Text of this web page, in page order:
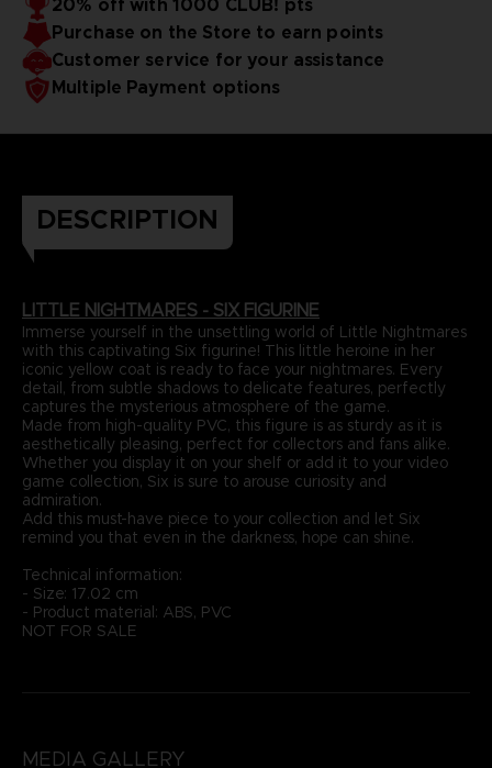
20% off with 1000 CLUB! pts
Purchase on the Store to earn points
Customer service for your assistance
Multiple Payment options
DESCRIPTION
LITTLE NIGHTMARES - SIX FIGURINE
Immerse yourself in the unsettling world of Little Nightmares
with this captivating Six figurine! This little heroine in her
iconic yellow coat is ready to face your nightmares. Every
detail, from subtle shadows to delicate features, perfectly
captures the mysterious atmosphere of the game.
Made from high-quality PVC, this figure is as sturdy as it is
aesthetically pleasing, perfect for collectors and fans alike.
Whether you display it on your shelf or add it to your video
game collection, Six is sure to arouse curiosity and
admiration.
Add this must-have piece to your collection and let Six
remind you that even in the darkness, hope can shine.
Technical information:
- Size: 17.02 cm
- Product material: ABS, PVC
NOT FOR SALE
MEDIA GALLERY